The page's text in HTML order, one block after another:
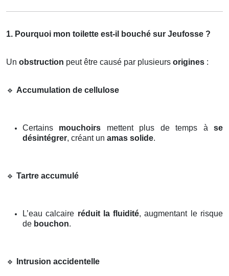
1. Pourquoi mon toilette est-il bouché sur Jeufosse ?
Un obstruction peut être causé par plusieurs origines :
🔹 Accumulation de cellulose
Certains mouchoirs mettent plus de temps àse
désintégrer, créant un amas solide.
🔹 Tartre accumulé
L’eau calcaire réduit la fluidité, augmentant le risque
de bouchon.
🔹 Intrusion accidentelle